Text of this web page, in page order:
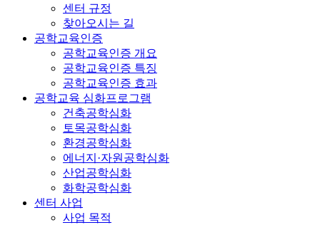
센터 규정
찾아오시는 길
공학교육인증
공학교육인증 개요
공학교육인증 특징
공학교육인증 효과
공학교육 심화프로그램
건축공학심화
토목공학심화
환경공학심화
에너지·자원공학심화
산업공학심화
화학공학심화
센터 사업
사업 목적